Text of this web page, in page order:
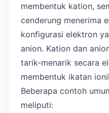
membentuk kation,
cenderung menerima
konfigurasi elektron
anion. Kation dan
tarik-menarik secara
membentuk ikatan
Beberapa contoh
meliputi: